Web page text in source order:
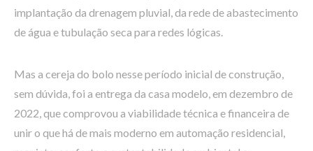
implantação da drenagem pluvial, da rede de abastecimento
de água e tubulação seca para redes lógicas.
Mas a cereja do bolo nesse período inicial de construção,
sem dúvida, foi a entrega da casa modelo, em dezembro de
2022, que comprovou a viabilidade técnica e financeira de
unir o que há de mais moderno em automação residencial,